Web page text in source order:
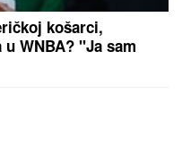
košarci,
WNBA? "Ja sam